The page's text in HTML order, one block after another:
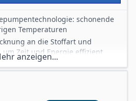
schonende
Temperaturen
an die Stoffart und
um Zeit und Energie effizient
Kondensator:
anzeigen...